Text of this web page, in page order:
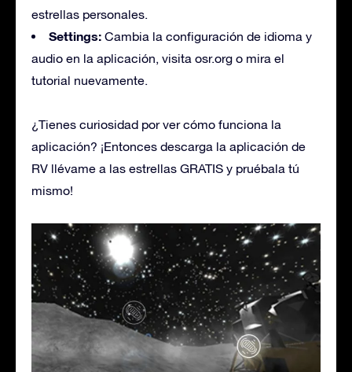
estrellas personales.
Settings: Cambia la configuración de idioma y
audio en la aplicación, visita osr.org o mira el
tutorial nuevamente.
¿Tienes curiosidad por ver cómo funciona la
aplicación? ¡Entonces descarga la aplicación de
RV llévame a las estrellas GRATIS y pruébala tú
mismo!